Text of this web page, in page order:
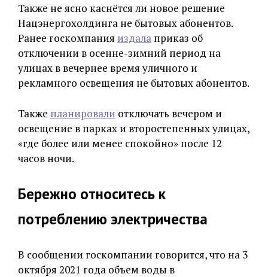
Также не ясно каснётся ли новое решение
Нацэнергохолдинга не бытовых абонентов.
Ранее госкомпания издала приказ об
отключении в осенне-зимний период на
улицах в вечернее время уличного и
рекламного освещения не бытовых абонентов.
Также планировали отключать вечером и
освещение в парках и второстепенных улицах,
«где более или менее спокойно» после 12
часов ночи.
Бережно относитесь к
потреблению электричества
В сообщении госкомпании говорится, что на 3
октября 2021 года объем воды в